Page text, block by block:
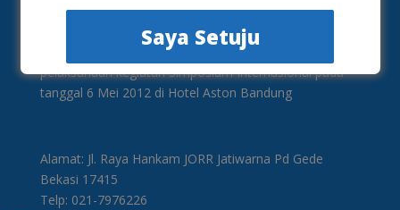
Laboratorium Medik yang semula bernama AIPTAKI
(Asosiasi Institusi Pendidikan Teinggi Analis
Kesehatan). Pembentukan asosiasi ini dimulai ketika
pelaksanaan kegiatan Simposium Internasional pada
tanggal 6 Mei 2012 di Hotel Aston Bandung
Alamat: Jl. Raya Hankam JORR Jatiwarna Pd Gede
Bekasi 17415
Telp: 021-7976226
Saya Setuju